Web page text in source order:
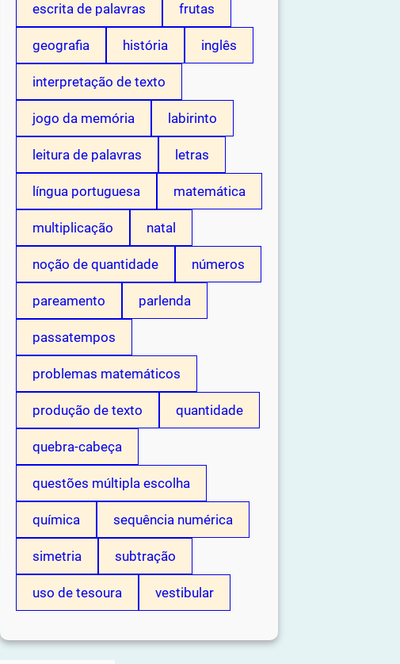
escrita de palavras frutas
geografia história inglês
interpretação de texto
jogo da memória labirinto
leitura de palavras letras
língua portuguesa matemática
multiplicação natal
noção de quantidade números
pareamento parlenda
passatempos
problemas matemáticos
produção de texto quantidade
quebra-cabeça
questões múltipla escolha
química sequência numérica
simetria subtração
uso de tesoura vestibular